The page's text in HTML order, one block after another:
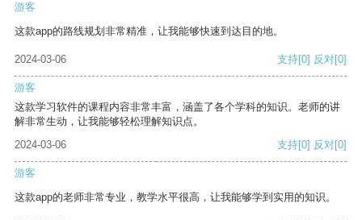
游客
这款app的路线规划非常精准，让我能够快速到达目的地。
2024-03-06 支持[0] 反对[0]
游客
这款学习软件的课程内容非常丰富，涵盖了各个学科的知识。老师的讲
解非常生动，让我能够轻松理解知识点。
2024-03-06
支持[0] 反对[0]
游客
这款app的老师非常专业，教学水平很高，让我能够学到实用的知识。